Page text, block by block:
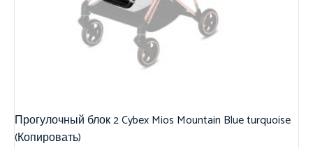
Прогулочный блок 2 Cybex Mios Mountain Blue turquoise
(Копировать)